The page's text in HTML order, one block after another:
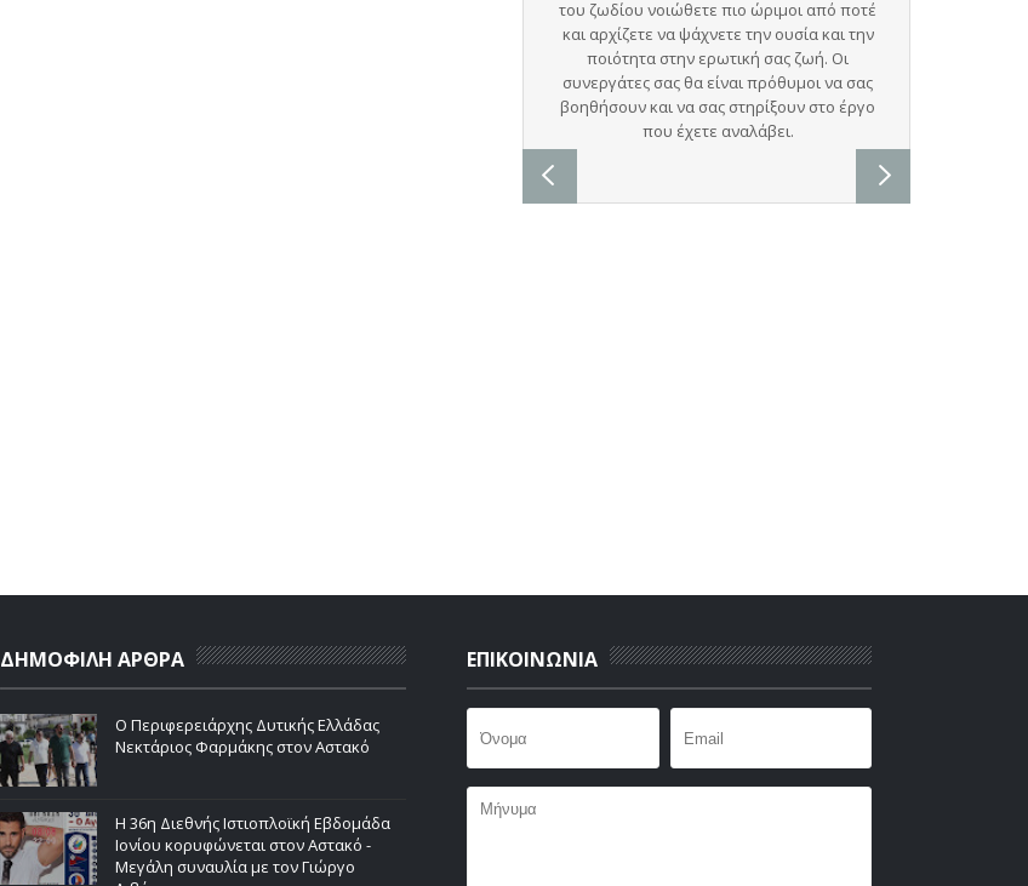
ΔΗΜΟΦΙΛΗ ΑΡΘΡΑ
Ο Περιφερειάρχης Δυτικής Ελλάδας
Νεκτάριος Φαρμάκης στον Αστακό
Η 36η Διεθνής Ιστιοπλοϊκή Εβδομάδα
Ιονίου κορυφώνεται στον Αστακό -
Μεγάλη συναυλία με τον Γιώργο
ΕΠΙΚΟΙΝΩΝΙΑ